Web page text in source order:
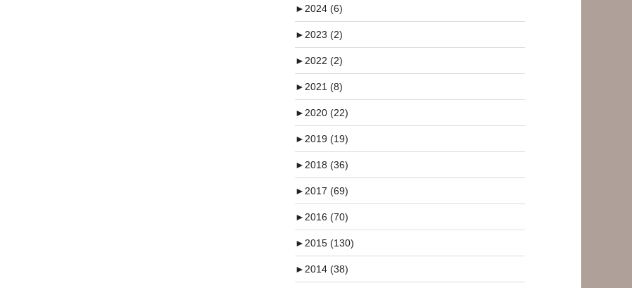
►2024 (6)
►2023 (2)
►2022 (2)
►2021 (8)
►2020 (22)
►2019 (19)
►2018 (36)
►2017 (69)
►2016 (70)
►2015 (130)
►2014 (38)